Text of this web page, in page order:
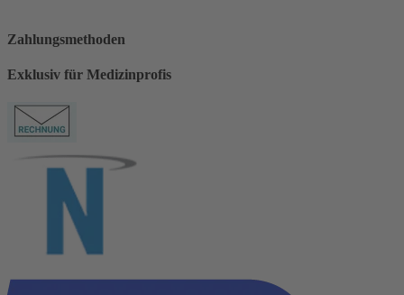
Zahlungsmethoden
Exklusiv für Medizinprofis